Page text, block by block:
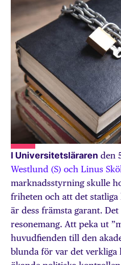
I Universitetsläraren den
Westlund (S) och Linus
marknadsstyrning skulle
friheten och att det
är dess främsta garant.
resonemang. Att peka ut
huvudfienden till den
blunda för var det verkliga